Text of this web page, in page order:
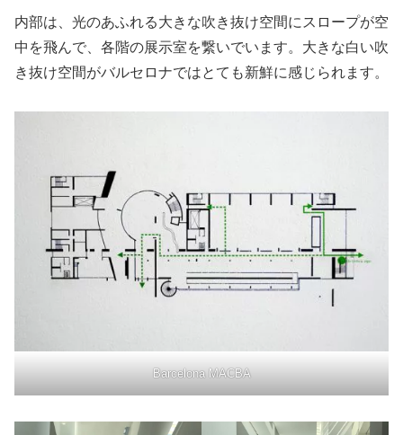
内部は、光のあふれる大きな吹き抜け空間にスロープが空
中を飛んで、各階の展示室を繋いでいます。大きな白い吹
き抜け空間がバルセロナではとても新鮮に感じられます。
Barcelona MACBA